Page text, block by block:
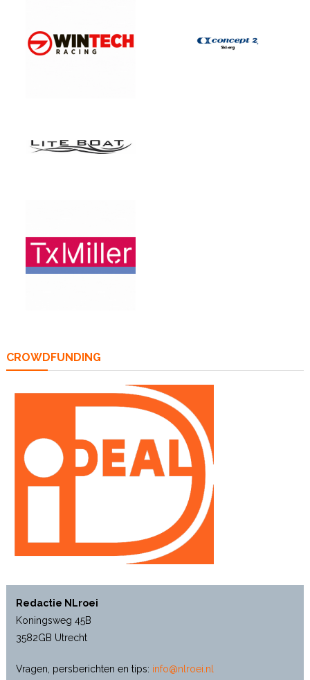
CROWDFUNDING
Redactie NLroei
Koningsweg 45B
3582GB Utrecht
Vragen, persberichten en tips: info@nlroei.nl